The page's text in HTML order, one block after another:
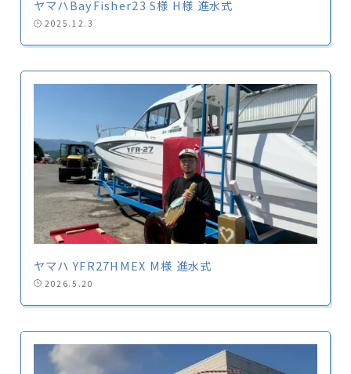
ヤマハBayFisher23 S様 H様 進水式
2025.12.3
ヤマハ YFR27HMEX M様 進水式
2026.5.20